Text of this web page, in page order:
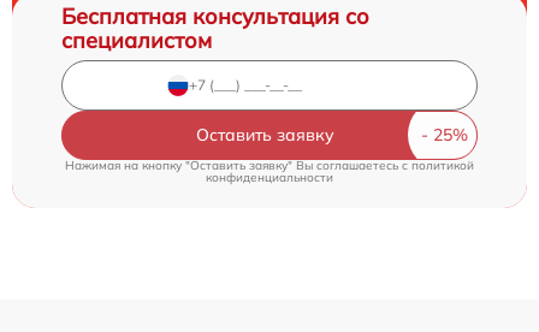
Бесплатная консультация со
специалистом
Оставить заявку
Нажимая на кнопку "Оставить заявку" Вы соглашаетесь cполитикой
конфиденциальности